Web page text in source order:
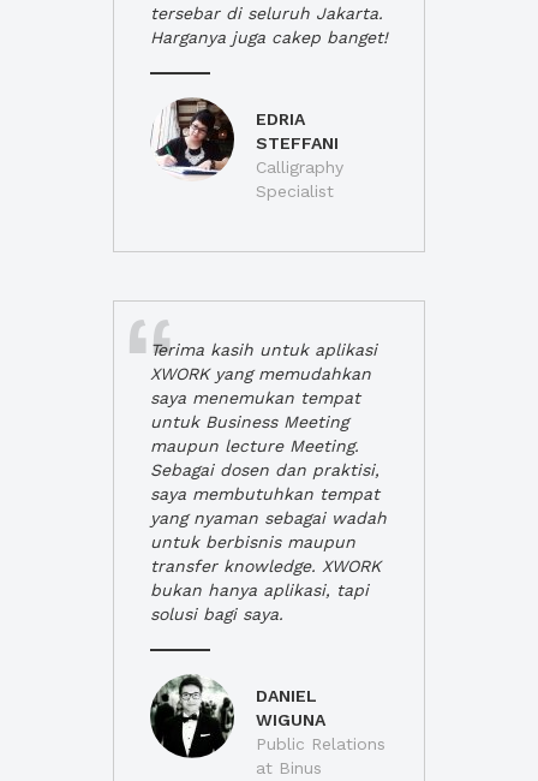
tersebar di seluruh Jakarta.
Harganya juga cakep banget!
EDRIA
STEFFANI
Calligraphy
Specialist
Terima kasih untuk aplikasi
XWORK yang memudahkan
saya menemukan tempat
untuk Business Meeting
maupun lecture Meeting.
Sebagai dosen dan praktisi,
saya membutuhkan tempat
yang nyaman sebagai wadah
untuk berbisnis maupun
transfer knowledge. XWORK
bukan hanya aplikasi, tapi
solusi bagi saya.
DANIEL
WIGUNA
Public Relations
at Binus